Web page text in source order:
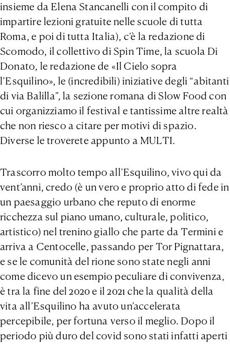
insieme da Elena Stancanelli con il compito di
impartire lezioni gratuite nelle scuole di tutta
Roma, e poi di tutta Italia), c’è la redazione di
Scomodo, il collettivo di Spin Time, la scuola Di
Donato, le redazione de «Il Cielo sopra
l’Esquilino», le (incredibili) iniziative degli “abitanti
di via Balilla”, la sezione romana di Slow Food con
cui organizziamo il festival e tantissime altre realtà
che non riesco a citare per motivi di spazio.
Diverse le troverete appunto a MULTI.
Trascorro molto tempo all’Esquilino, vivo qui da
vent’anni, credo (è un vero e proprio atto di fede in
un paesaggio urbano che reputo di enorme
ricchezza sul piano umano, culturale, politico,
artistico) nel trenino giallo che parte da Termini e
arriva a Centocelle, passando per Tor Pignattara,
e se le comunità del rione sono state negli anni
come dicevo un esempio peculiare di convivenza,
è tra la fine del 2020 e il 2021 che la qualità della
vita all’Esquilino ha avuto un’accelerata
percepibile, per fortuna verso il meglio. Dopo il
periodo più duro del covid sono stati infatti aperti